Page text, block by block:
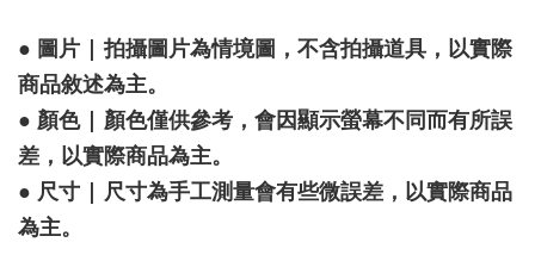
● 圖片 | 拍攝圖片為情境圖，不含拍攝道具，以實際
商品敘述為主。
● 顏色 | 顏色僅供參考，會因顯示螢幕不同而有所誤
差，以實際商品為主。
● 尺寸 | 尺寸為手工測量會有些微誤差，以實際商品
為主。